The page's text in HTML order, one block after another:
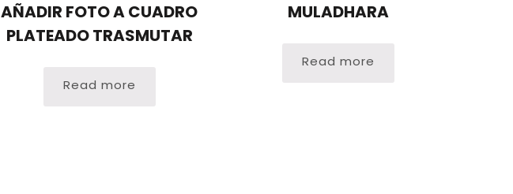
AÑADIR FOTO A CUADRO
PLATEADO TRASMUTAR
Read more
MULADHARA
Read more